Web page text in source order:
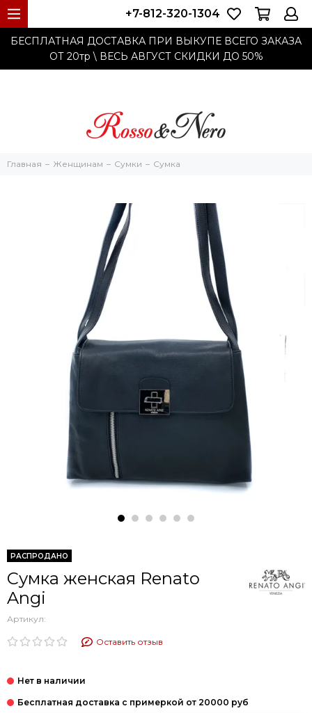
БЕСПЛАТНАЯ ДОСТАВКА ПРИ ВЫКУПЕ ВСЕГО ЗАКАЗА
ОТ 20тр \ ВЕСЬ АВГУСТ СКИДКИ ДО 50%
+7-812-320-1304
Главная Женщинам Cумки Сумка
РАСПРОДАНО
Сумка женская Renato
Angi
Артикул:
Оставить отзыв